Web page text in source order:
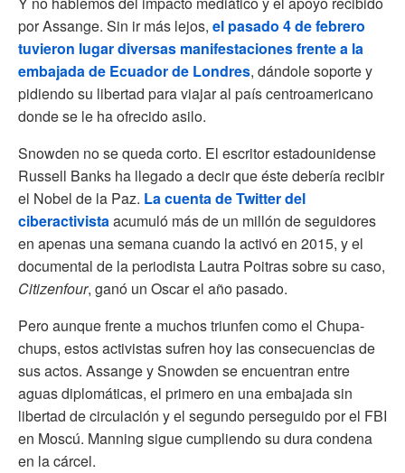
por Assange. Sin ir más lejos, el pasado 4 de febrero
tuvieron lugar diversas manifestaciones frente a la
embajada de Ecuador de Londres, dándole soporte y
pidiendo su libertad para viajar al país centroamericano
donde se le ha ofrecido asilo.
Snowden no se queda corto. El escritor estadounidense
Russell Banks ha llegado a decir que éste debería recibir
el Nobel de la Paz. La cuenta de Twitter del
ciberactivistaacumuló más de un millón de seguidores
en apenas una semana cuando la activó en 2015, y el
documental de la periodista Lautra Poitras sobre su caso,
Citizenfour, ganó un Oscar el año pasado.
Pero aunque frente a muchos triunfen como el Chupa-
chups, estos activistas sufren hoy las consecuencias de
sus actos. Assange y Snowden se encuentran entre
aguas diplomáticas, el primero en una embajada sin
libertad de circulación y el segundo perseguido por el FBI
en Moscú. Manning sigue cumpliendo su dura condena
en la cárcel.